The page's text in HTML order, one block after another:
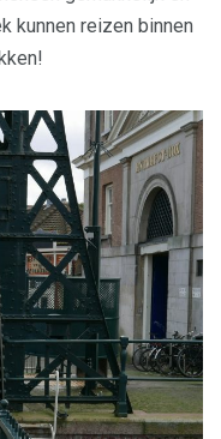
kunnen reizen binnen